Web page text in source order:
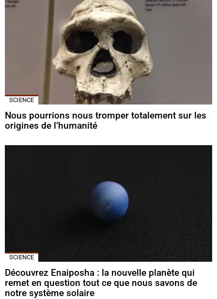
SCIENCE
Nous pourrions nous tromper totalement sur les
origines de l’humanité
SCIENCE
Découvrez Enaiposha : la nouvelle planète qui
remet en question tout ce que nous savons de
notre système solaire